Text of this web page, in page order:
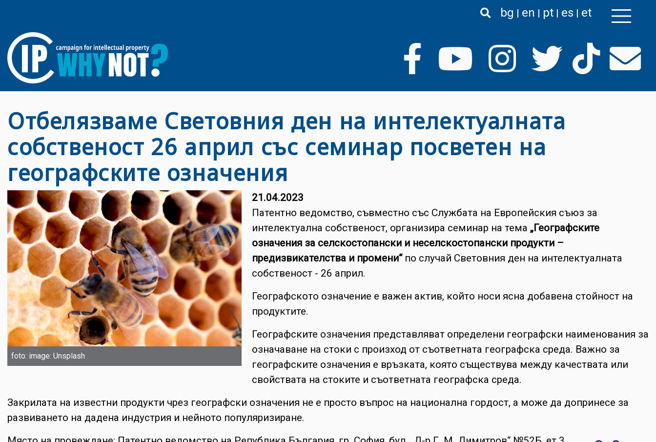
bg en pt es et
Отбелязваме Световния ден на интелектуалната
собственост 26 април със семинар посветен на
географските означения
foto: image: Unsplash
21.04.2023
Патентно ведомство, съвместно със Службата на Европейския съюз за
интелектуална собственост, организира семинар на тема „Географските
означения за селскостопански и неселскостопански продукти –
предизвикателства и промени“по случай Световния ден на интелектуалната
собственост - 26 април.
Географското означение е важен актив, който носи ясна добавена стойност на
продуктите.
Географските означения представляват определени географски наименования за
означаване на стоки с произход от съответната географска среда. Важно за
географските означения е връзката, която съществува между качествата или
свойствата на стоките и съответната географска среда.
Закрилата на известни продукти чрез географски означения не е просто въпрос на национална гордост, а може да допринесе за
развиването на дадена индустрия и нейното популяризиране.